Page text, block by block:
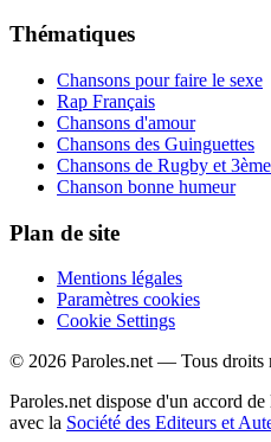
Thématiques
Chansons pour faire le sexe
Rap Français
Chansons d'amour
Chansons des Guinguettes
Chansons de Rugby et
Chanson bonne humeur
Plan de site
Mentions légales
Paramètres cookies
Cookie Settings
© 2026 Paroles.net — Tous droits
Paroles.net dispose d'un accord
avec la Société des Editeurs et